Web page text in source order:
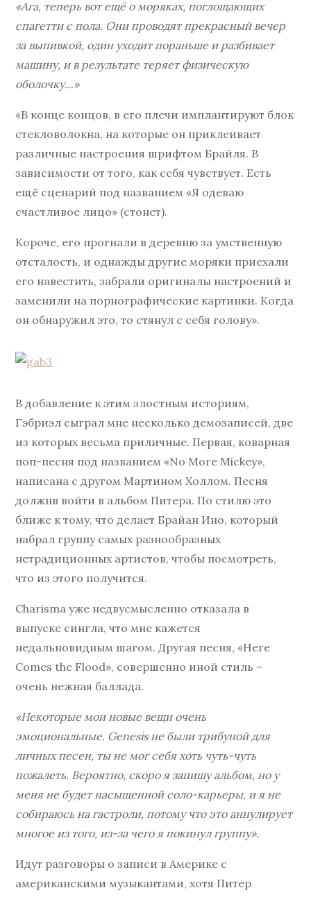
«Ага, теперь вот ещё о моряках, поглощающих
спагетти с пола. Они проводят прекрасный вечер
за выпивкой, один уходит пораньше и разбивает
машину, и в результате теряет физическую
оболочку…»
«В конце концов, в его плечи имплантируют блок
стекловолокна, на которые он приклеивает
различные настроения шрифтом Брайля. В
зависимости от того, как себя чувствует. Есть
ещё сценарий под названием «Я одеваю
счастливое лицо» (стонет).
Короче, его прогнали в деревню за умственную
отсталость, и однажды другие моряки приехали
его навестить, забрали оригиналы настроений и
заменили на порнографические картинки. Когда
он обнаружил это, то стянул с себя голову».
В добавление к этим злостным историям,
Гэбриэл сыграл мне несколько демозаписей, две
из которых весьма приличные. Первая, коварная
поп-песня под названием «No More Mickey»,
написана с другом Мартином Холлом. Песня
должнв войти в альбом Питера. По стилю это
ближе к тому, что делает Брайан Ино, который
набрал группу самых разнообразных
нетрадиционных артистов, чтобы посмотреть,
что из этого получится.
Charisma уже недвусмысленно отказала в
выпуске сингла, что мне кажется
недальновидным шагом. Другая песня, «Here
Comes the Flood», совершенно иной стиль –
очень нежная баллада.
«Некоторые мои новые вещи очень
эмоциональные. Genesis не были трибуной для
личных песен, ты не мог себя хоть чуть-чуть
пожалеть. Вероятно, скоро я запишу альбом, но у
меня не будет насыщенной соло-карьеры, и я не
собираюсь на гастроли, потому что это аннулирует
многое из того, из-за чего я покинул группу».
Идут разговоры о записи в Америке с
американскими музыкантами, хотя Питер